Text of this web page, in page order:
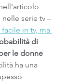
serie tv –
in tv, ma
di
le donne
ha una